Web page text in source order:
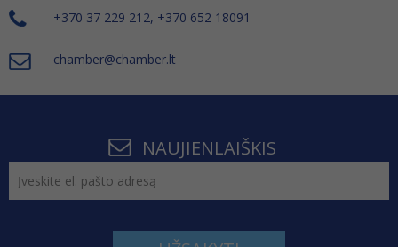
+370 37 229 212, +370 652 18091
chamber@chamber.lt
NAUJIENLAIŠKIS